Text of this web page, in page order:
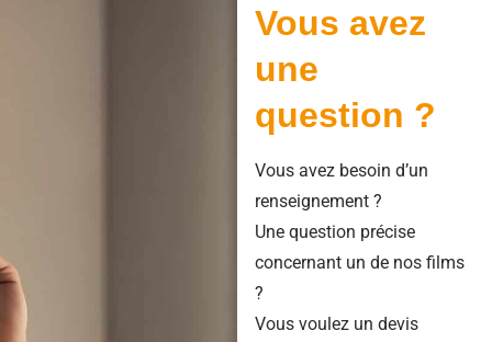
Vous avez
une
question ?
Vous avez besoin d’un
renseignement ?
Une question précise
concernant un de nos films
?
Vous voulez un devis